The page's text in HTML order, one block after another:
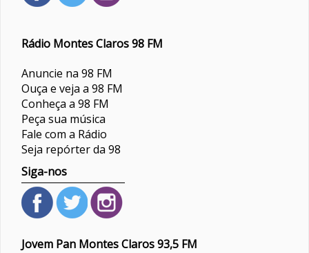
Rádio Montes Claros 98 FM
Anuncie na 98 FM
Ouça e veja a 98 FM
Conheça a 98 FM
Peça sua música
Fale com a Rádio
Seja repórter da 98
Siga-nos
Jovem Pan Montes Claros 93,5 FM